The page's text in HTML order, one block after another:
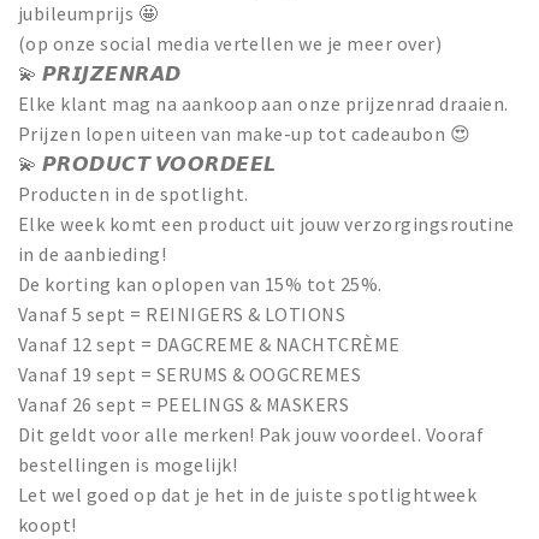
jubileumprijs 🤩
(op onze social media vertellen we je meer over)
💫 𝙋𝙍𝙄𝙅𝙕𝙀𝙉𝙍𝘼𝘿
Elke klant mag na aankoop aan onze prijzenrad draaien.
Prijzen lopen uiteen van make-up tot cadeaubon 😍
💫 𝙋𝙍𝙊𝘿𝙐𝘾𝙏 𝙑𝙊𝙊𝙍𝘿𝙀𝙀𝙇
Producten in de spotlight.
Elke week komt een product uit jouw verzorgingsroutine
in de aanbieding!
De korting kan oplopen van 15% tot 25%.
Vanaf 5 sept = REINIGERS & LOTIONS
Vanaf 12 sept = DAGCREME & NACHTCRÈME
Vanaf 19 sept = SERUMS & OOGCREMES
Vanaf 26 sept = PEELINGS & MASKERS
Dit geldt voor alle merken! Pak jouw voordeel. Vooraf
bestellingen is mogelijk!
Let wel goed op dat je het in de juiste spotlightweek
koopt!